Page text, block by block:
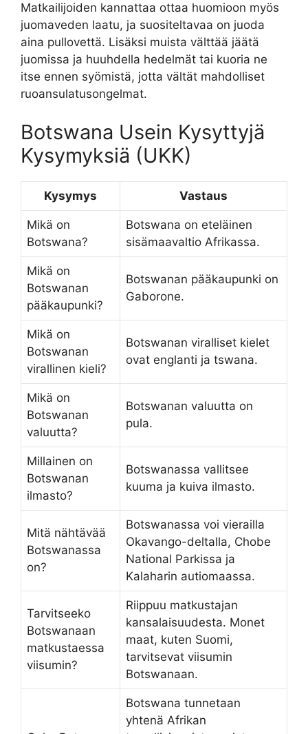
Matkailijoiden kannattaa ottaa huomioon myös
juomaveden laatu, ja suositeltavaa on juoda
aina pullovettä. Lisäksi muista välttää jäätä
juomissa ja huuhdella hedelmät tai kuoria ne
itse ennen syömistä, jotta vältät mahdolliset
ruoansulatusongelmat.
Botswana Usein Kysyttyjä
Kysymyksiä (UKK)
Kysymys Vastaus
Mikä on
Botswana?
Botswana on eteläinen
sisämaavaltio Afrikassa.
Mikä on
Botswanan
pääkaupunki?
Botswanan pääkaupunki on
Gaborone.
Mikä on
Botswanan
virallinen kieli?
Botswanan viralliset kielet
ovat englanti ja tswana.
Mikä on
Botswanan
valuutta?
Botswanan valuutta on
pula.
Millainen on
Botswanan
ilmasto?
Botswanassa vallitsee
kuuma ja kuiva ilmasto.
Mitä nähtävää
Botswanassa
on?
Botswanassa voi vierailla
Okavango-deltalla, Chobe
National Parkissa ja
Kalaharin autiomaassa.
Tarvitseeko
Botswanaan
matkustaessa
viisumin?
Riippuu matkustajan
kansalaisuudesta. Monet
maat, kuten Suomi,
tarvitsevat viisumin
Botswanaan.
Botswana tunnetaan
yhtenä Afrikan